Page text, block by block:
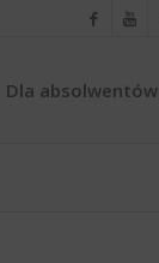
Dla absolwentów